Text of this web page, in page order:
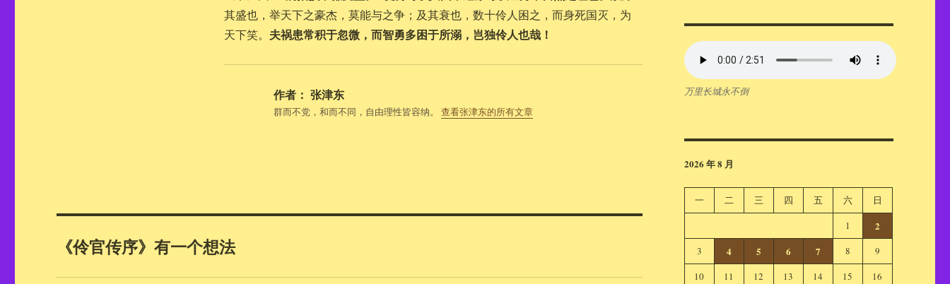
其盛也，举天下之豪杰，莫能与之争；及其衰也，数十伶人困之，而身死国灭，为
天下笑。 夫祸患常积于忽微，而智勇多困于所溺，岂独伶人也哉！
作者： 张津东
群而不党，和而不同，自由理性皆容纳。 查看张津东的所有文章
《伶官传序》有一个想法
万里长城永不倒
2026 年 8 月
一 二 三 四 五 六
日
1
2
3 4 5 6 7 8
9
10
11 12 13 14 15
16